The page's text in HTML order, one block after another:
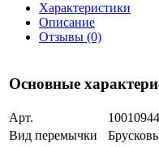
Характеристики
Описание
Отзывы (0)
Основные
Арт.
10010944
Вид перемычки